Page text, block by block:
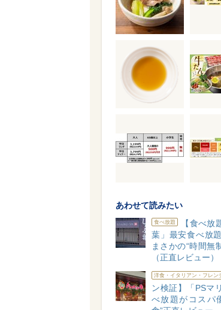
あわせて読みたい
食べ放題
【食べ放
葉」最安食べ放
まさかの“時間無
（正直レビュー）
洋食・イタリアン・フレン
ン検証】「PSマ
べ放題がコスパ